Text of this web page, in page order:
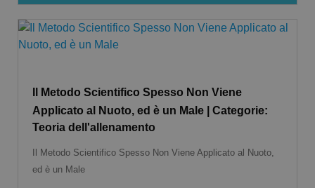
Il Metodo Scientifico Spesso Non Viene
Applicato al Nuoto, ed è un Male | Categorie:
Teoria dell'allenamento
Il Metodo Scientifico Spesso Non Viene Applicato al Nuoto,
ed è un Male